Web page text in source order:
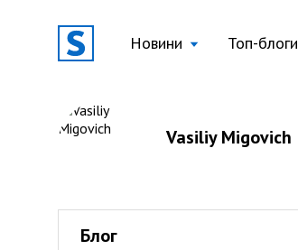
Новини Топ-блоги
Vasiliy Migovich
Блог